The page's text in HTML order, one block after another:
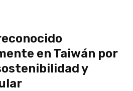
en Taiwán por
y